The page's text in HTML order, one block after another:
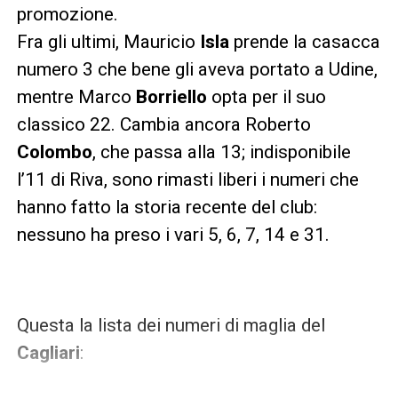
promozione.
Fra gli ultimi, Mauricio Isla prende la casacca
numero 3 che bene gli aveva portato a Udine,
mentre Marco Borriello opta per il suo
classico 22. Cambia ancora Roberto
Colombo, che passa alla 13; indisponibile
l’11 di Riva, sono rimasti liberi i numeri che
hanno fatto la storia recente del club:
nessuno ha preso i vari 5, 6, 7, 14 e 31.
Questa la lista dei numeri di maglia del
Cagliari: